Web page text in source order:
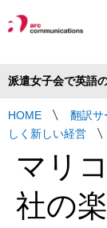
派遣女子会で英語
HOME 翻訳サ
しく新しい経営
マリ
社の
Language